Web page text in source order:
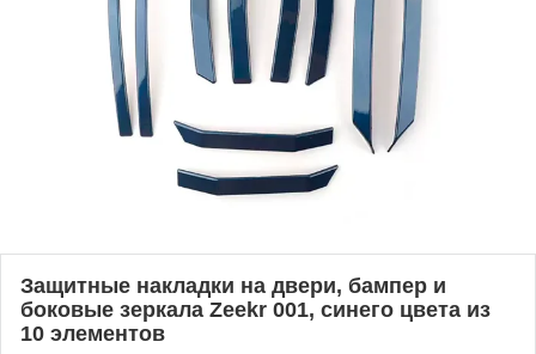
Защитные накладки на двери, бампер и
боковые зеркала Zeekr 001, синего цвета из
10 элементов